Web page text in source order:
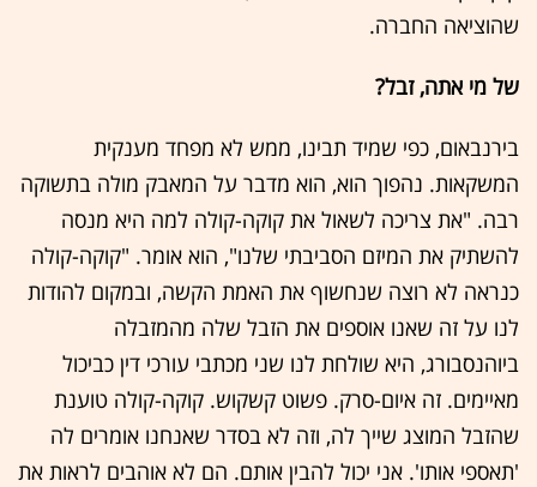
שהוציאה החברה.
של מי אתה, זבל?
בירנבאום, כפי שמיד תבינו, ממש לא מפחד מענקית
המשקאות. נהפוך הוא, הוא מדבר על המאבק מולה בתשוקה
רבה. "את צריכה לשאול את קוקה-קולה למה היא מנסה
להשתיק את המיזם הסביבתי שלנו", הוא אומר. "קוקה-קולה
כנראה לא רוצה שנחשוף את האמת הקשה, ובמקום להודות
לנו על זה שאנו אוספים את הזבל שלה מהמזבלה
ביוהנסבורג, היא שולחת לנו שני מכתבי עורכי דין כביכול
מאיימים. זה איום-סרק. פשוט קשקוש. קוקה-קולה טוענת
שהזבל המוצג שייך לה, וזה לא בסדר שאנחנו אומרים לה
'תאספי אותו'. אני יכול להבין אותם. הם לא אוהבים לראות את